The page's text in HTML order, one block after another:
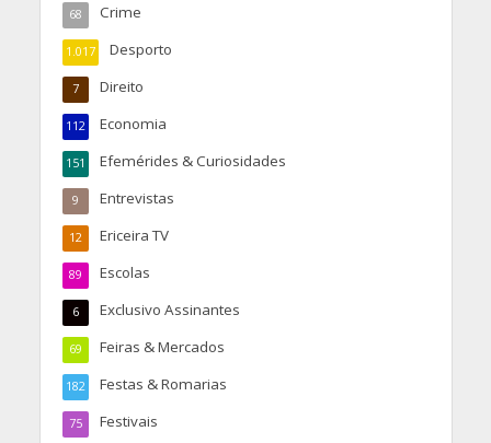
Crime
68
Desporto
1.017
Direito
7
Economia
112
Efemérides & Curiosidades
151
Entrevistas
9
Ericeira TV
12
Escolas
89
Exclusivo Assinantes
6
Feiras & Mercados
69
Festas & Romarias
182
Festivais
75